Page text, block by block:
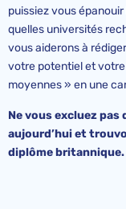
puissiez vous
quelles universités
vous aiderons à
votre potentiel et
moyennes » en une
Ne vous excluez
aujourd’hui et
diplôme britannique.